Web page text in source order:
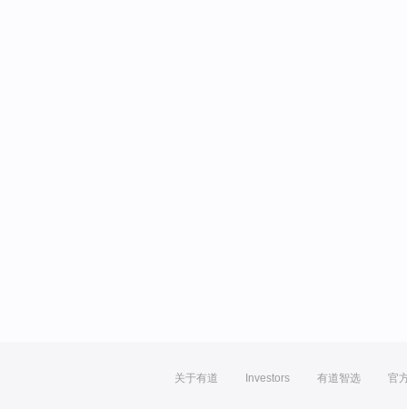
关于有道 Investors 有道智选 官